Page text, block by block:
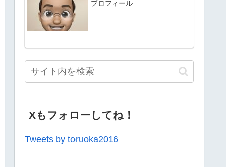
プロフィール
Xもフォローしてね！
Tweets by toruoka2016